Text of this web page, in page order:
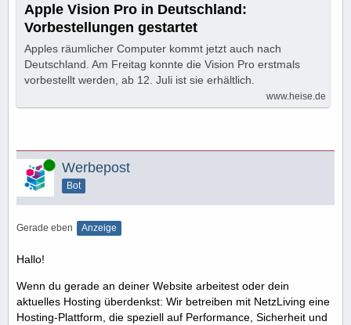
Apple Vision Pro in Deutschland:
Vorbestellungen gestartet
Apples räumlicher Computer kommt jetzt auch nach
Deutschland. Am Freitag konnte die Vision Pro erstmals
vorbestellt werden, ab 12. Juli ist sie erhältlich.
www.heise.de
Online Werbepost
Bot
Gerade eben Anzeige
Hallo!
Wenn du gerade an deiner Website arbeitest oder dein
aktuelles Hosting überdenkst: Wir betreiben mit NetzLiving eine
Hosting-Plattform, die speziell auf Performance, Sicherheit und